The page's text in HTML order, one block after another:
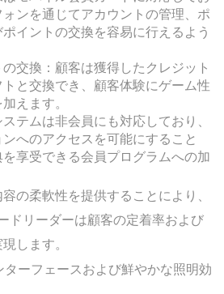
ンを通じてアカウントの管理、ポ
イントの交換を容易に行えるよう
交換：顧客は獲得したクレジット
と交換でき、顧客体験にゲーム性
えます。
テムは非会員にも対応しており、
へのアクセスを可能にすること
享受できる会員プログラムへの加
の柔軟性を提供することにより、
ドリーダーは顧客の定着率および
します。
ーフェースおよび鮮やかな照明効